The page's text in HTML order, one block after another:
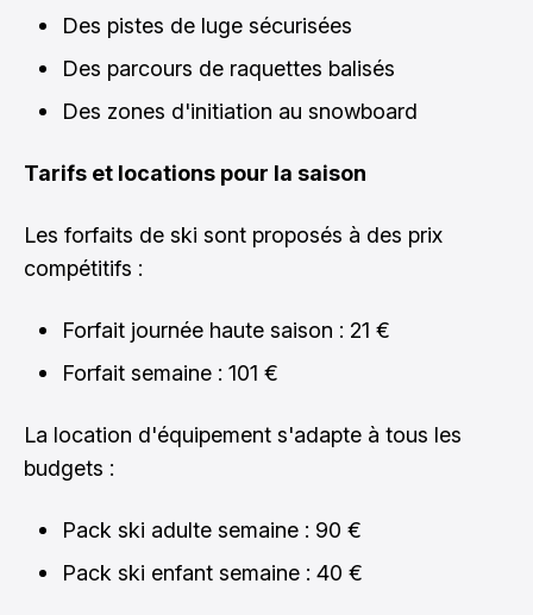
Des pistes de luge sécurisées
Des parcours de raquettes balisés
Des zones d'initiation au snowboard
Tarifs et locations pour la saison
Les forfaits de ski sont proposés à des prix
compétitifs :
Forfait journée haute saison : 21 €
Forfait semaine : 101 €
La location d'équipement s'adapte à tous les
budgets :
Pack ski adulte semaine : 90 €
Pack ski enfant semaine : 40 €